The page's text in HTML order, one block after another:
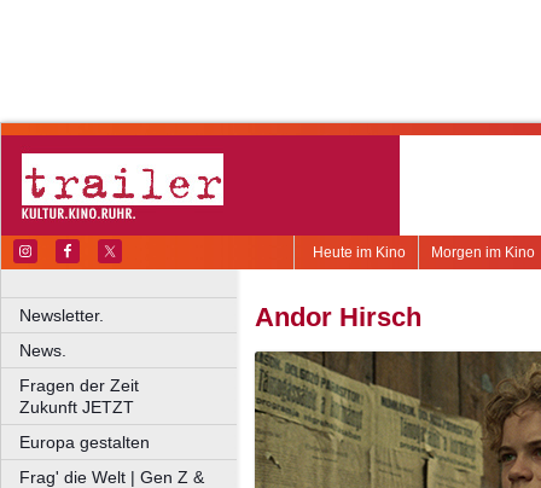
Morgen im Kino
Heute im Kino
Newsletter.
News.
Fragen der Zeit
Zukunft JETZT
Europa gestalten
Frag' die Welt | Gen Z &
Andor Hirsch